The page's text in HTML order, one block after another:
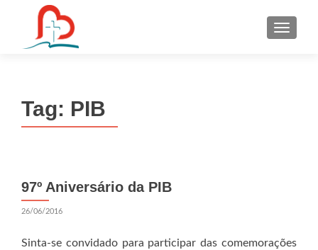
Tag: PIB
97º Aniversário da PIB
26/06/2016
Sinta-se convidado para participar das comemorações